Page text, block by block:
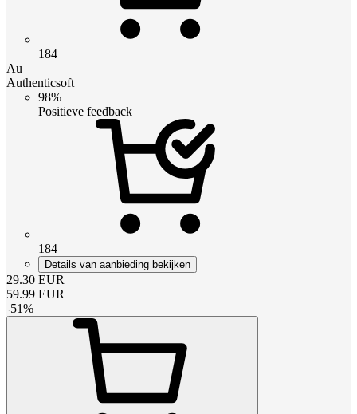
184
Au
Authenticsoft
98%
Positieve feedback
184
Details van aanbieding bekijken
29.30 EUR
59.99 EUR
-51%